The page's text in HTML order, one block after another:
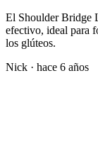
El Shoulder Bridge
efectivo, ideal para
los glúteos.
Nick · hace 6 años